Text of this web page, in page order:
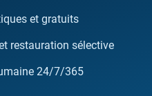
et gratuits
restauration sélective
24/7/365